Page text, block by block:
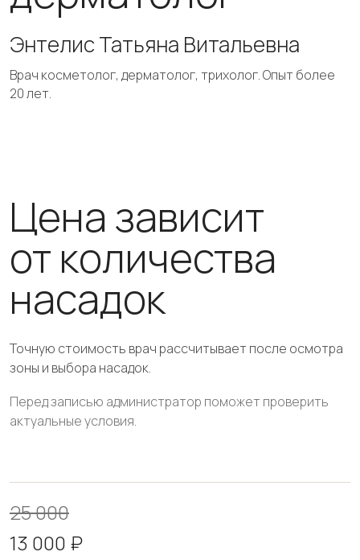
Энтелис Татьяна Витальевна
Врач косметолог, дерматолог, трихолог. Опыт более
20 лет.
Цена зависит
от количества
насадок
Точную стоимость врач рассчитывает после осмотра
зоны и выбора насадок.
Перед записью администратор поможет проверить
актуальные условия.
25 000
13 000 ₽